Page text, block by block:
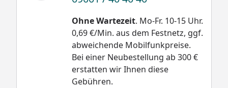
Ohne Wartezeit. Mo-Fr. 10-15 Uhr.
0,69 €/Min. aus dem Festnetz, ggf.
abweichende Mobilfunkpreise.
Bei einer Neubestellung ab 300 €
erstatten wir Ihnen diese
Gebühren.